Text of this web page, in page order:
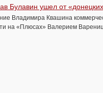
Булавин ушел от
Владимира Квашина
на «Плюсах» Валерием